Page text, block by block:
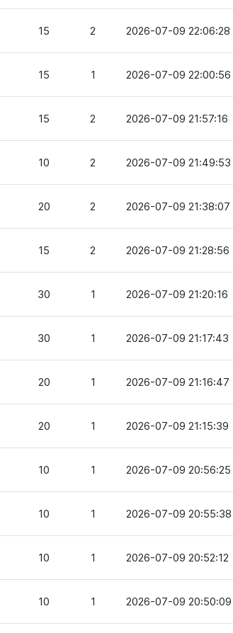
15 2 2026-07-09 22:06:28
15 1 2026-07-09 22:00:56
15 2 2026-07-09 21:57:16
10 2 2026-07-09 21:49:53
20 2 2026-07-09 21:38:07
15 2 2026-07-09 21:28:56
30 1 2026-07-09 21:20:16
30 1 2026-07-09 21:17:43
20 1 2026-07-09 21:16:47
20 1 2026-07-09 21:15:39
10 1 2026-07-09 20:56:25
10 1 2026-07-09 20:55:38
10 1 2026-07-09 20:52:12
10 1 2026-07-09 20:50:09